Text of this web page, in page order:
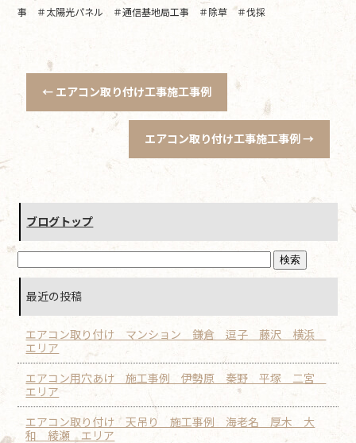
事 ＃太陽光パネル ＃通信基地局工事 ＃除草 ＃伐採
← エアコン取り付け工事施工事例
エアコン取り付け工事施工事例→
ブログトップ
最近の投稿
エアコン取り付け マンション 鎌倉 逗子 藤沢 横浜
エリア
エアコン用穴あけ 施工事例 伊勢原 秦野 平塚 二宮
エリア
エアコン取り付け 天吊り 施工事例 海老名 厚木 大
和 綾瀬 エリア